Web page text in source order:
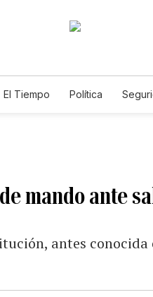
El Tiempo Política
mando ante
antes conocida